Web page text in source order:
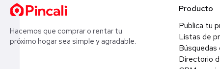
Hacemos que comprar o rentar tu
próximo hogar sea simple y agradable.
Producto
Publica tu
Listas de
Búsquedas
Directorio